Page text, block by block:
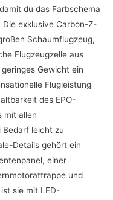
du das Farbschema
exklusive Carbon-Z-
Schaumflugzeug,
Flugzeugzelle aus
Gewicht ein
Flugleistung
des EPO-
mit allen
Bedarf leicht zu
Details gehört ein
einer
und
sie mit LED-